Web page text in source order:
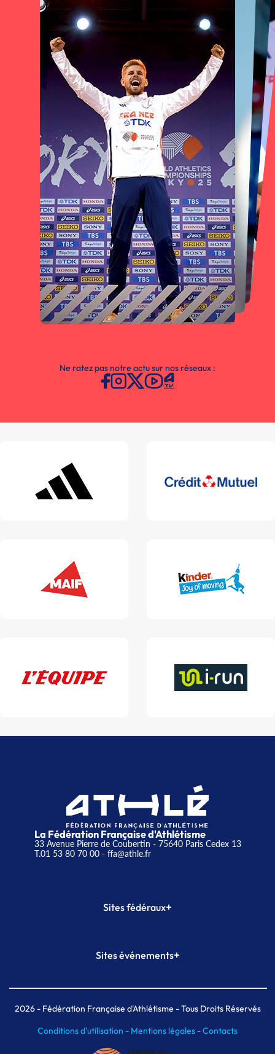
Ne ratez pas notre actu sur nos réseaux :
La Fédération Française d'Athlétisme
33 Avenue Pierre de Coubertin - 75640 Paris Cedex 13
T.01 53 80 70 00- ffa@athle.fr
Sites fédéraux+
Plateforme Formation
Sites événements+
Meeting de Paris indoor
MAIF Ekiden de Paris
2026- Fédération Française d'Athlétisme - Tous Droits Réservés
Conditions d'utilisation - Mentions légales -Contacts